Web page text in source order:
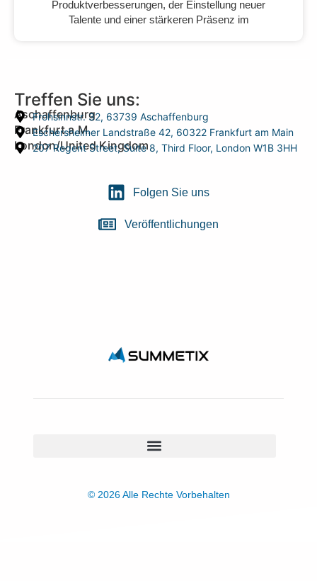
Produktverbesserungen, der Einstellung neuer
Talente und einer stärkeren Präsenz im
Treffen Sie uns:
Aschaffenburg
Frohsinnstr. 32, 63739 Aschaffenburg
Frankfurt a.M.
Eschersheimer Landstraße 42, 60322 Frankfurt am Main
London/United Kingdom
207 Regent Street, Suite 8, Third Floor, London W1B 3HH
Folgen Sie uns
Veröffentlichungen
© 2026 Alle Rechte Vorbehalten